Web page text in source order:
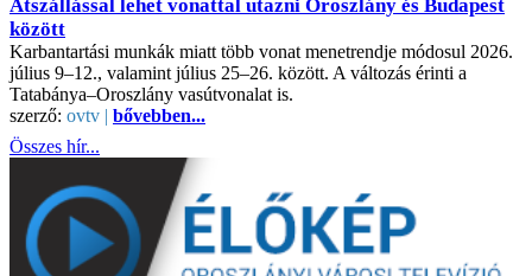
Átszállással lehet vonattal utazni Oroszlány és Budapest
között
Karbantartási munkák miatt több vonat menetrendje módosul 2026.
július 9–12., valamint július 25–26. között. A változás érinti a
Tatabánya–Oroszlány vasútvonalat is.
szerző: ovtv | bővebben...
Összes hír...